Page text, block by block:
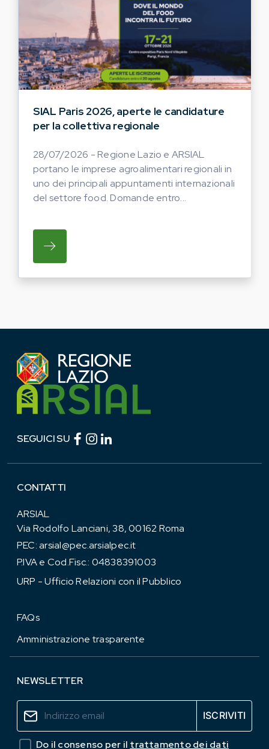
SIAL Paris 2026, aperte le candidature
per la collettiva regionale
28/07/2026 - Regione Lazio e ARSIAL
portano le imprese agroalimentari regionali in
uno dei principali appuntamenti internazionali
del settore food. Domande entro...
SU REGIONE LAZIO E ARSIAL PORTANO
SEGUICI SU Facebook (link esterno)
Instagram (link esterno)
CONTATTI
ARSIAL
Via Rodolfo Lanciani, 38, 00162 Roma
PEC:arsial@pec.arsialpec.it
P.IVA e Cod.Fisc.: 04838391003
URP - Ufficio Relazioni con il Pubblico
FAQs
Amministrazione trasparente
NEWSLETTER
Do il consenso per il trattamento dei dati